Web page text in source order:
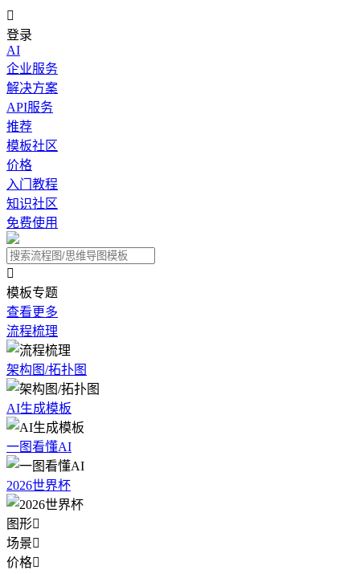

登录
AI
企业服务
解决方案
API服务
推荐
模板社区
价格
入门教程
知识社区
免费使用

模板专题
查看更多
流程梳理
架构图/拓扑图
AI生成模板
一图看懂AI
2026世界杯
图形
场景
价格